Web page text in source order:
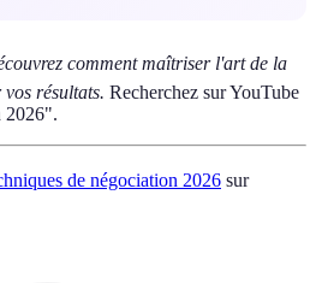
comment maîtriser l'art de la
résultats. Recherchez sur YouTube
2026".
de négociation 2026 sur